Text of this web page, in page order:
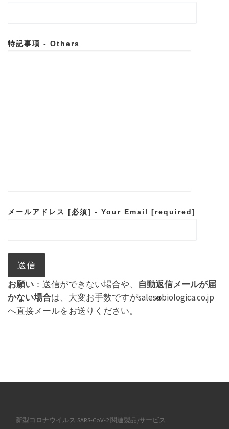
特記事項 - Others
メールアドレス [必須] - Your Email [required]
お願い ：送信ができない場合や、 自動返信メールが届
かない場合は、大変お手数ですがsales biologica.co.jp
へ直接メールをお送りください。
新型コロナウイルス SARS-CoV-2 関連製品/サービス